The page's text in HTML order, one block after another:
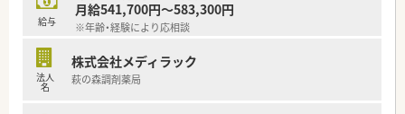
給与
月給541,700円～583,300円
※年齢・経験により応相談
法人
名
株式会社メディラック
萩の森調剤薬局